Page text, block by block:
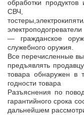
обработки
СВЧ,
— гражданское
служебного оружия.
Все перечисленные
предъявлять
товара обнаружен в
годности товара
Разъяснения по
гарантийного срока
дальнейшем